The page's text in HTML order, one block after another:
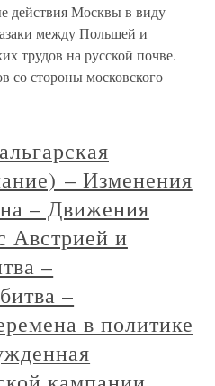
действия Москвы в виду
между Польшей и
трудов на русской почве.
стороны московского
– Изменения
– Движения
Австрией и
–
–
в политике